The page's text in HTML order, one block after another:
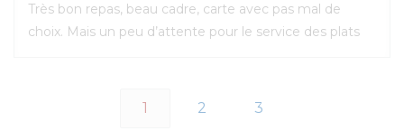
Très bon repas, beau cadre, carte avec pas mal de
choix. Mais un peu d’attente pour le service des plats
1 2 3